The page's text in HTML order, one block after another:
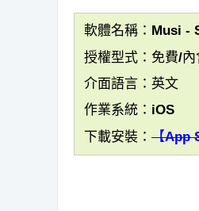
軟體名稱：Musi -
授權型式：免費/內
介面語言：英文
作業系統：iOS
下載安裝： 【App